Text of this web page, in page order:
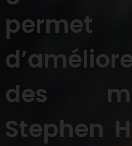
permet
des
Stephen